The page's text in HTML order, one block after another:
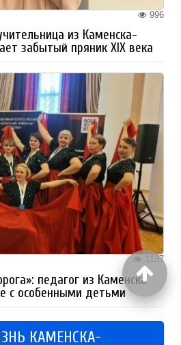
996
из Каменска-
забытый пряник XIX века
1137
педагог из Каменска
с особенными детьми
КАМЕНСКА-